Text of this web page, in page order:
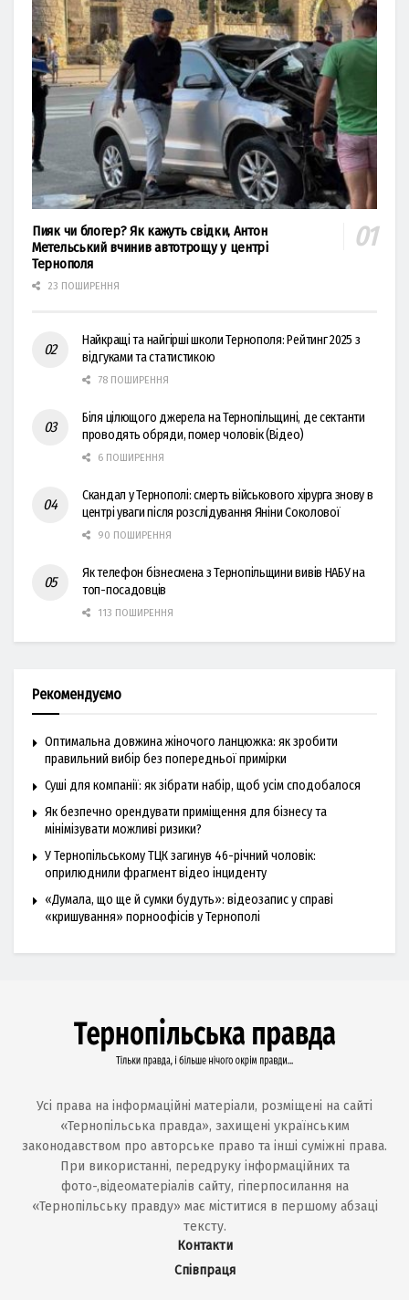
Пияк чи блогер? Як кажуть свідки, Антон
Метельський вчинив автотрощу у центрі
Тернополя
23 ПОШИРЕННЯ
Найкращі та найгірші школи Тернополя: Рейтинг 2025 з
відгуками та статистикою
78 ПОШИРЕННЯ
Біля цілющого джерела на Тернопільщині, де сектанти
проводять обряди, помер чоловік (Відео)
6 ПОШИРЕННЯ
Скандал у Тернополі: смерть військового хірурга знову в
центрі уваги після розслідування Яніни Соколової
90 ПОШИРЕННЯ
Як телефон бізнесмена з Тернопільщини вивів НАБУ на
топ-посадовців
113 ПОШИРЕННЯ
Рекомендуємо
Оптимальна довжина жіночого ланцюжка: як зробити
правильний вибір без попередньої примірки
Суші для компанії: як зібрати набір, щоб усім сподобалося
Як безпечно орендувати приміщення для бізнесу та
мінімізувати можливі ризики?
У Тернопільському ТЦК загинув 46-річний чоловік:
оприлюднили фрагмент відео інциденту
«Думала, що ще й сумки будуть»: відеозапис у справі
«кришування» порноофісів у Тернополі
Усі права на інформаційні матеріали, розміщені на сайті
«Тернопільська правда», захищені українським
законодавством про авторське право та інші суміжні права.
При використанні, передруку інформаційних та
фото-,відеоматеріалів сайту, гіперпосилання на
«Тернопільську правду» має міститися в першому абзаці
тексту.
Контакти
Співпраця